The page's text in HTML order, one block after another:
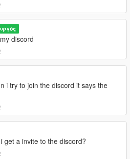
discord
i try to join the discord it says the
get a invite to the discord?